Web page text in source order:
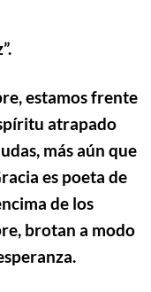
estamos frente
atrapado
más aún que
es poeta de
de los
brotan a modo